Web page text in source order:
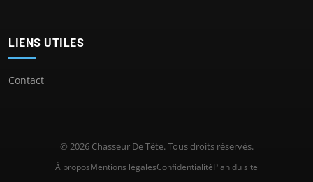
LIENS UTILES
Contact
© 2026 Chasseur De Tête. Tous droits réservés.
À proposMentions légalesConfidentialitéPlan du site